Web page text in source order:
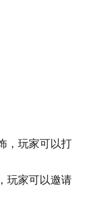
，玩家可以打
玩家可以邀请